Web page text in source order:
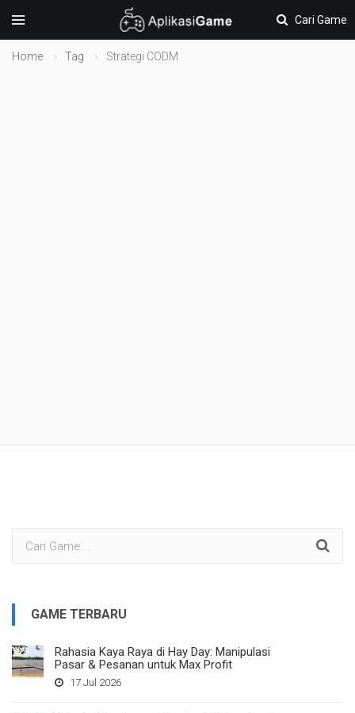
Cari Game
Home Tag Strategi CODM
GAME TERBARU
Rahasia Kaya Raya di Hay Day: Manipulasi
Pasar & Pesanan untuk Max Profit
17 Jul 2026